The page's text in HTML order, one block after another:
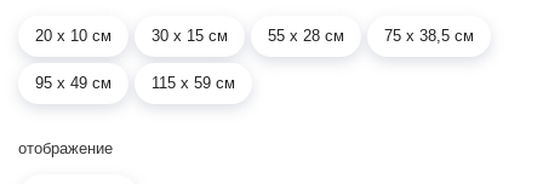
20 х 10 см 30 х 15 см 55 х 28 см 75 х 38,5 см
95 х 49 см 115 х 59 см
отображение